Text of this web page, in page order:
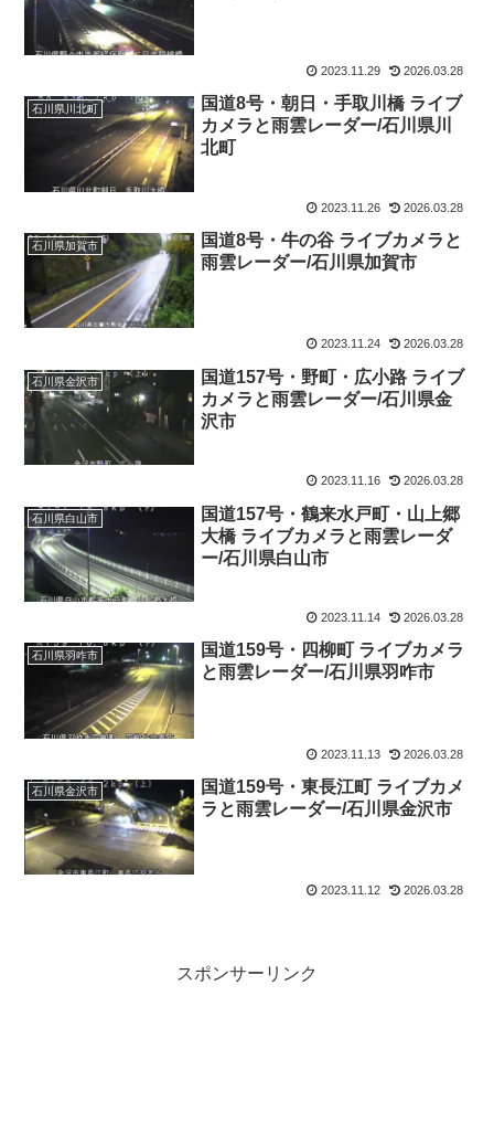
2023.11.29 2026.03.28
石川県川北町
国道8号・朝日・手取川橋 ライブ
カメラと雨雲レーダー/石川県川
北町
2023.11.26 2026.03.28
石川県加賀市
国道8号・牛の谷 ライブカメラと
雨雲レーダー/石川県加賀市
2023.11.24 2026.03.28
石川県金沢市
国道157号・野町・広小路 ライブ
カメラと雨雲レーダー/石川県金
沢市
2023.11.16 2026.03.28
石川県白山市
国道157号・鶴来水戸町・山上郷
大橋 ライブカメラと雨雲レーダ
ー/石川県白山市
2023.11.14 2026.03.28
石川県羽咋市
国道159号・四柳町 ライブカメラ
と雨雲レーダー/石川県羽咋市
2023.11.13 2026.03.28
石川県金沢市
国道159号・東長江町 ライブカメ
ラと雨雲レーダー/石川県金沢市
2023.11.12 2026.03.28
スポンサーリンク